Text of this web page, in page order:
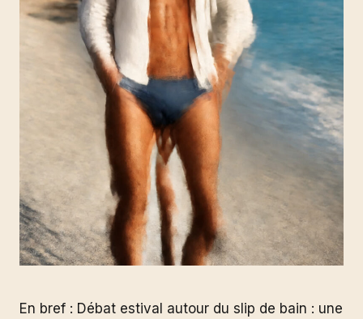
En bref : Débat estival autour du slip de bain : une